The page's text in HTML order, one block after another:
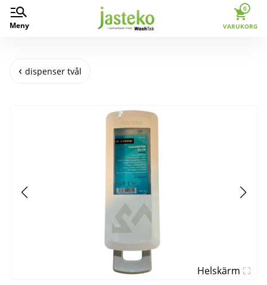
Meny
0
VARUKORG
dispenser tvål
Helskärm